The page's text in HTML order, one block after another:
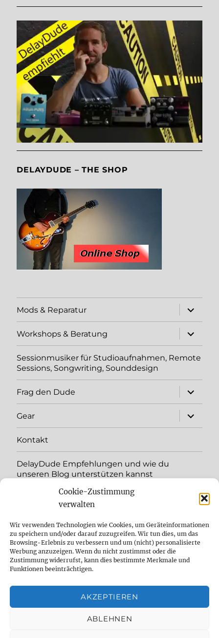
Cookie-Zustimmung
verwalten
Wir verwenden Technologien wie Cookies, um Geräteinformationen
zu speichern und/oder darauf zuzugreifen. Wir tun dies, um das
Browsing-Erlebnis zu verbessern und um (nicht) personalisierte
Werbung anzuzeigen. Wenn du nicht zustimmst oder die
Zustimmung widerrufst, kann dies bestimmte Merkmale und
Funktionen beeinträchtigen.
AKZEPTIEREN
ABLEHNEN
DELAYDUDE – THE SHOP
Mods & Reparatur
öffnen
Workshops & Beratung
öffnen
Sessionmusiker für Studioaufnahmen, Remote
Sessions, Songwriting, Sounddesign
Frag den Dude
öffnen
Gear
öffnen
Kontakt
DelayDude Empfehlungen und wie du
unseren Blog unterstützen kannst
öffnen
YouTube
Instagram
Feed
Cookie Policy (EU)